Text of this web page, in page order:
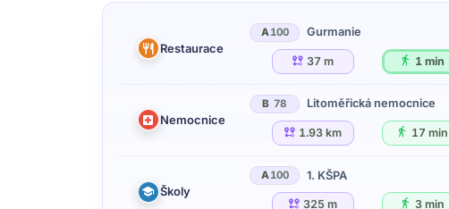
Restaurace
A100 Gurmanie
37 m 1 min
Nemocnice
B 78 Litoměřická nemocnice
1.93 km 17 min
Školy
A100 1. KŠPA
325 m 3 min